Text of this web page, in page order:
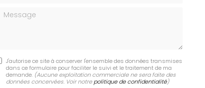
Message
J'autorise ce site à conserver l'ensemble des données transmises
dans ce formulaire pour faciliter le suivi et le traitement de ma
demande. (Aucune exploitation commerciale ne sera faite des
données concervées. Voir notre politique de confidentialité)